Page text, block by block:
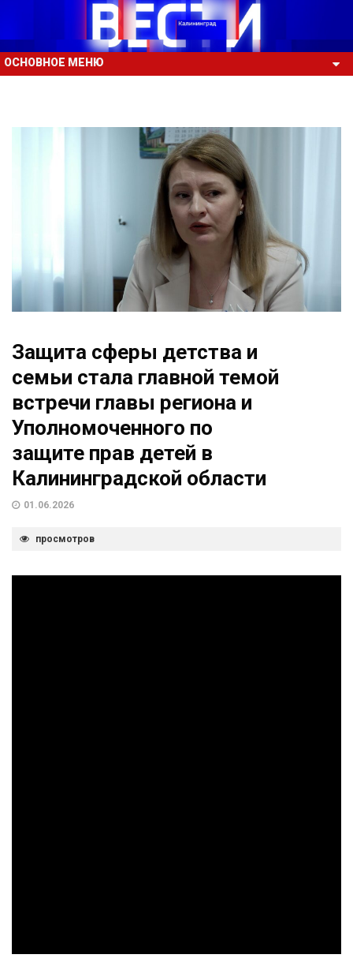
ОСНОВНОЕ МЕНЮ
Защита сферы детства и
семьи стала главной темой
встречи главы региона и
Уполномоченного по
защите прав детей в
Калининградской области
01.06.2026
просмотров